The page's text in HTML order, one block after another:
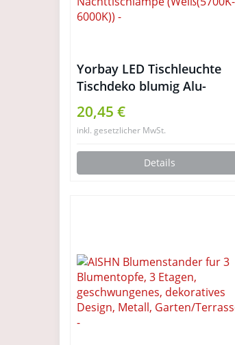
Yorbay LED Tischleuchte
Tischdeko blumig Alu-
Korbgeflecht Blumen jumbo
LED Tischlampe Dekolampe
mit 5 Stk. G4 Leuchtmittel
für Wohnung Dekoration
Nachttischlampe
20,45 €
inkl. gesetzlicher MwSt.
Details